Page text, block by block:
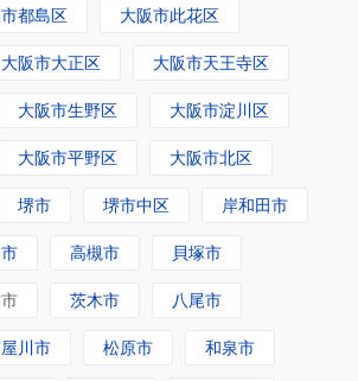
都島区 大阪市此花区
大阪市大正区 大阪市天王寺区
大阪市生野区 大阪市淀川区
大阪市平野区 大阪市北区
堺市 堺市中区 岸和田市
高槻市 貝塚市
茨木市 八尾市
川市 松原市 和泉市